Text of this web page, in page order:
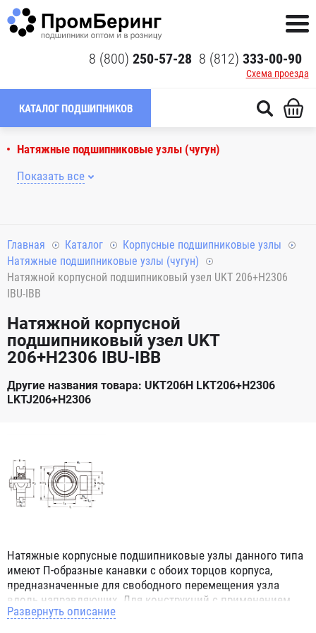
8 (800) 250-57-28 8 (812) 333-00-90
Схема проезда
КАТАЛОГ ПОДШИПНИКОВ
Натяжные подшипниковые узлы (чугун)
Показать все
Главная Каталог
Корпусные подшипниковые узлы
Натяжные подшипниковые узлы (чугун)
Натяжной корпусной подшипниковый узел UKT 206+H2306
IBU-IBB
Натяжной корпусной
подшипниковый узел UKT
206+H2306 IBU-IBB
Другие названия товара: UKT206H LKT206+H2306
LKTJ206+H2306
Натяжные корпусные подшипниковые узлы данного типа
имеют П-образные канавки с обоих торцов корпуса,
предназначенные для свободного перемещения узла
вдоль направляющих. Для конструкций с применением
данного узла нет ограничений, даже если вал вращается
Развернуть описание